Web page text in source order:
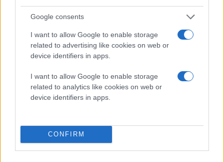
Google consents
I want to allow Google to enable storage
related to advertising like cookies on web or
device identifiers in apps.
I want to allow Google to enable storage
related to analytics like cookies on web or
device identifiers in apps.
CONFIRM